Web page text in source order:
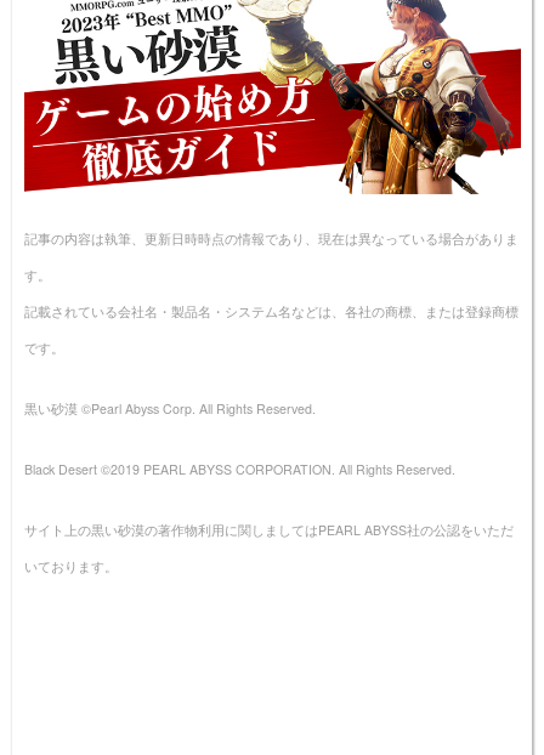
記事の内容は執筆、更新日時時点の情報であり、現在は異なっている場合がありま
す。
記載されている会社名・製品名・システム名などは、各社の商標、または登録商標
です。
黒い砂漠 ©Pearl Abyss Corp. All Rights Reserved.
Black Desert ©2019 PEARL ABYSS CORPORATION. All Rights Reserved.
サイト上の黒い砂漠の著作物利用に関しましてはPEARL ABYSS社の公認をいただ
いております。